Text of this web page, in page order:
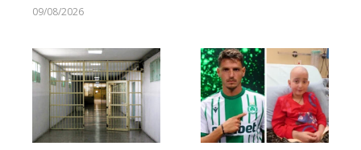
09/08/2026